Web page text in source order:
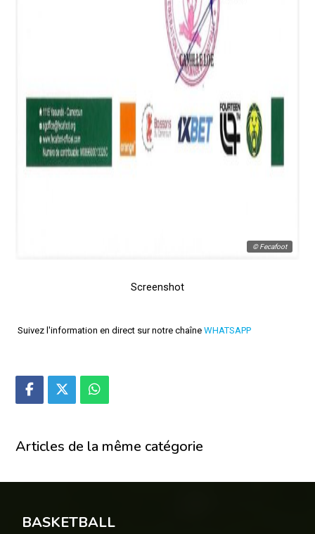
© Fecafoot
Screenshot
Suivez l'information en direct sur notre chaîne WHATSAPP
Articles de la même catégorie
BASKETBALL